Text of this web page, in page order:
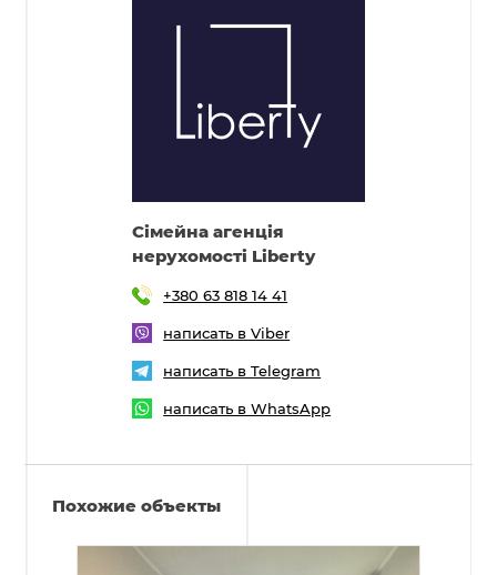
Cімейна агенція
нерухомості Liberty
+380 63 818 14 41
написать в Viber
написать в Telegram
написать в WhatsApp
Похожие объекты